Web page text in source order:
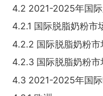
4.2 2021-2025年国
4.2.1 国际脱脂奶粉市
4.2.2 国际脱脂奶粉市
4.2.3 国际脱脂奶粉市
4.3 2021-2025年国